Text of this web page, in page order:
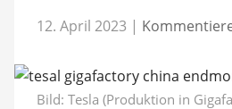
12. April 2023 |
Bild: Tesla (Produktion in